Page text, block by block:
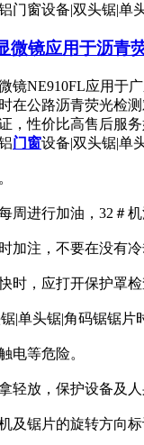
门窗设备|双头锯|单
微镜应用于沥青
镜NE910FL应用于
在公路沥青荧光检
，性价比高售后服
门窗设备|双头锯|单
周进行加油，32＃机
加注，不要在没有
时，应打开保护罩
|单头锯|角码锯锯片
电等危险。
轻放，保护设备及人
及锯片的旋转方向标